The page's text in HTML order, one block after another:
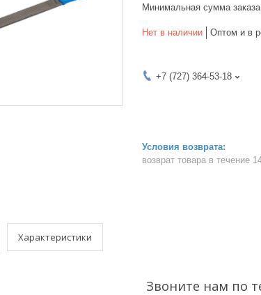
Минимальная сумма
Нет в наличии Оптом и в
+7 (727) 364-53-18
возврат товара в течение
Характеристики
Звоните нам по